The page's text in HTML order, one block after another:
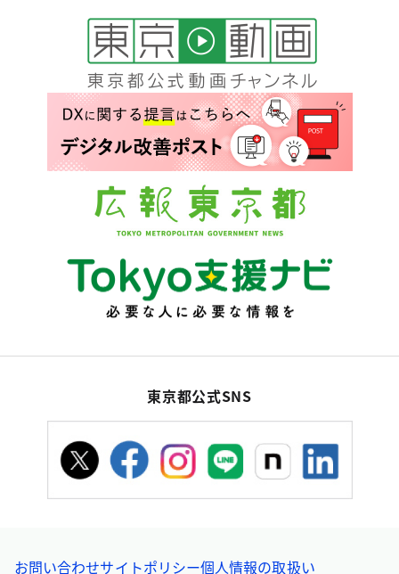
東京都公式SNS
お問い合わせサイトポリシー個人情報の取扱い